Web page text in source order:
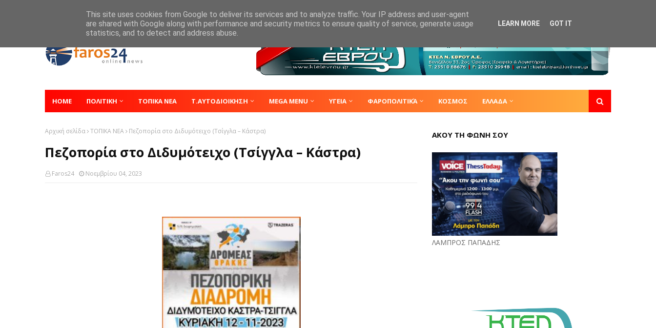
HOME ΠΟΛΙΤΙΚΗ ΤΟΠΙΚΑ ΝΕΑ Τ.ΑΥΤΟΔΙΟΙΚΗΣΗ MEGA MENU ΥΓΕΙΑ ΦΑΡΟΠΟΛΙΤΙΚΆ ΚΟΣΜΟΣ ΕΛΛΑΔΑ
Αρχική σελίδα ΤΟΠΙΚΑ ΝΕΑ Πεζοπορία στο Διδυμότειχο (Τσίγγλα – Κάστρα)
Πεζοπορία στο Διδυμότειχο (Τσίγγλα – Κάστρα)
Faros24 Νοεμβρίου 04, 2023
ΑΚΟΥ ΤΗ ΦΩΝΗ ΣΟΥ
ΛΑΜΠΡΟΣ ΠΑΠΑΔΗΣ
This site uses cookies from Google to deliver its services and to analyze traffic. Your IP address and user-agent
are shared with Google along with performance and security metrics to ensure quality of service, generate usage
statistics, and to detect and address abuse.
LEARN MORE GOT IT